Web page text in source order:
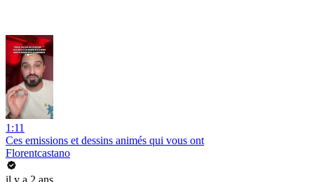
1:11
Ces emissions et dessins animés qui vous ont
Florentcastano